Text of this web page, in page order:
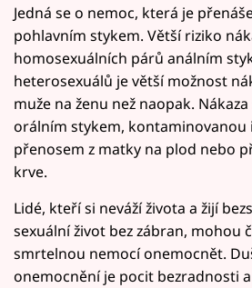
Jedná se o nemoc, která je
pohlavním stykem. Větší riziko
homosexuálních párů análním
heterosexuálů je větší možnost
muže na ženu než naopak.
orálním stykem, kontaminovanou
přenosem z matky na plod nebo
krve.
Lidé, kteří si neváží života a žijí
sexuální život bez zábran, mohou
smrtelnou nemocí onemocnět.
onemocnění je pocit bezradnosti